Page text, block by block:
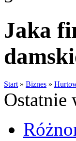
Jaka
Start » Biznes »
Ostatnie